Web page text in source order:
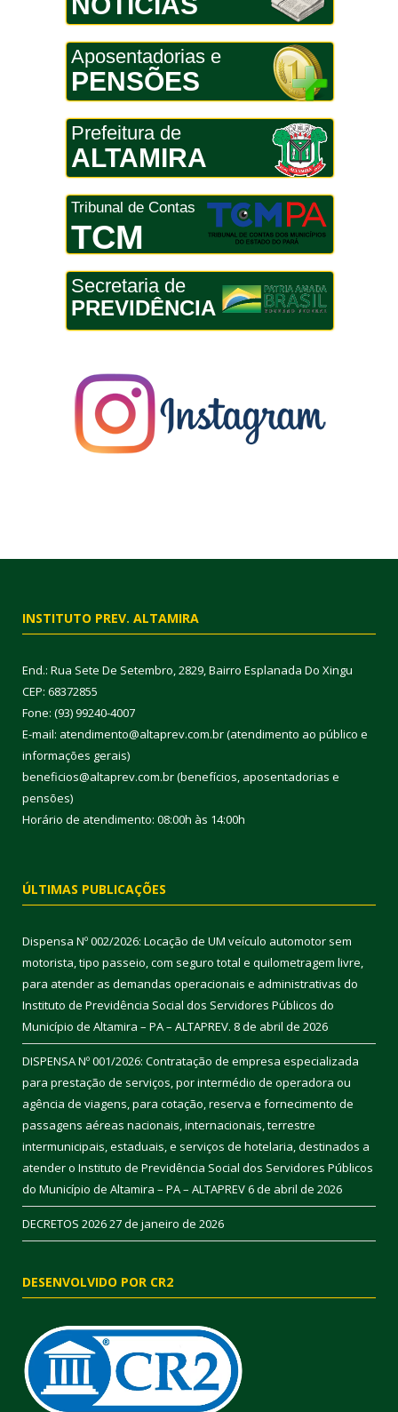
Aposentadorias e
PENSÕES
Prefeitura de
ALTAMIRA
Tribunal de Contas
TCM
Secretaria de
PREVIDÊNCIA
INSTITUTO PREV. ALTAMIRA
End.: Rua Sete De Setembro, 2829, Bairro Esplanada Do Xingu
CEP: 68372855
Fone: (93) 99240-4007
E-mail: atendimento@altaprev.com.br (atendimento ao público e
informações gerais)
beneficios@altaprev.com.br (benefícios, aposentadorias e
pensões)
Horário de atendimento: 08:00h às 14:00h
ÚLTIMAS PUBLICAÇÕES
Dispensa Nº 002/2026: Locação de UM veículo automotor sem
motorista, tipo passeio, com seguro total e quilometragem livre,
para atender as demandas operacionais e administrativas do
Instituto de Previdência Social dos Servidores Públicos do
Município de Altamira – PA – ALTAPREV. 8 de abril de 2026
DISPENSA Nº 001/2026: Contratação de empresa especializada
para prestação de serviços, por intermédio de operadora ou
agência de viagens, para cotação, reserva e fornecimento de
passagens aéreas nacionais, internacionais, terrestre
intermunicipais, estaduais, e serviços de hotelaria, destinados a
atender o Instituto de Previdência Social dos Servidores Públicos
do Município de Altamira – PA – ALTAPREV6 de abril de 2026
DECRETOS 202627 de janeiro de 2026
DESENVOLVIDO POR CR2